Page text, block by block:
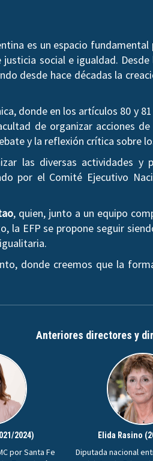
es un espacio
social e igualdad.
desde hace décadas la
donde en los artículos 80 y
de organizar acciones
y la reflexión crítica sobre
las diversas actividades y
por el Comité Ejecutivo
, quien, junto a un equipo
la EFP se propone seguir
donde creemos que la
Anteriores directores y
2024)
por Santa Fe
Elida Rasino
Diputada nacional